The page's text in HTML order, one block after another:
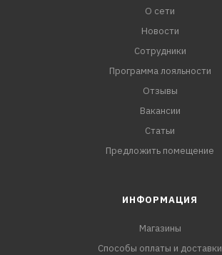
О сети
Новости
Сотрудники
Программа лояльности
Отзывы
Вакансии
Статьи
Предложить помещение
ИНФОРМАЦИЯ
Магазины
Способы оплаты и доставки